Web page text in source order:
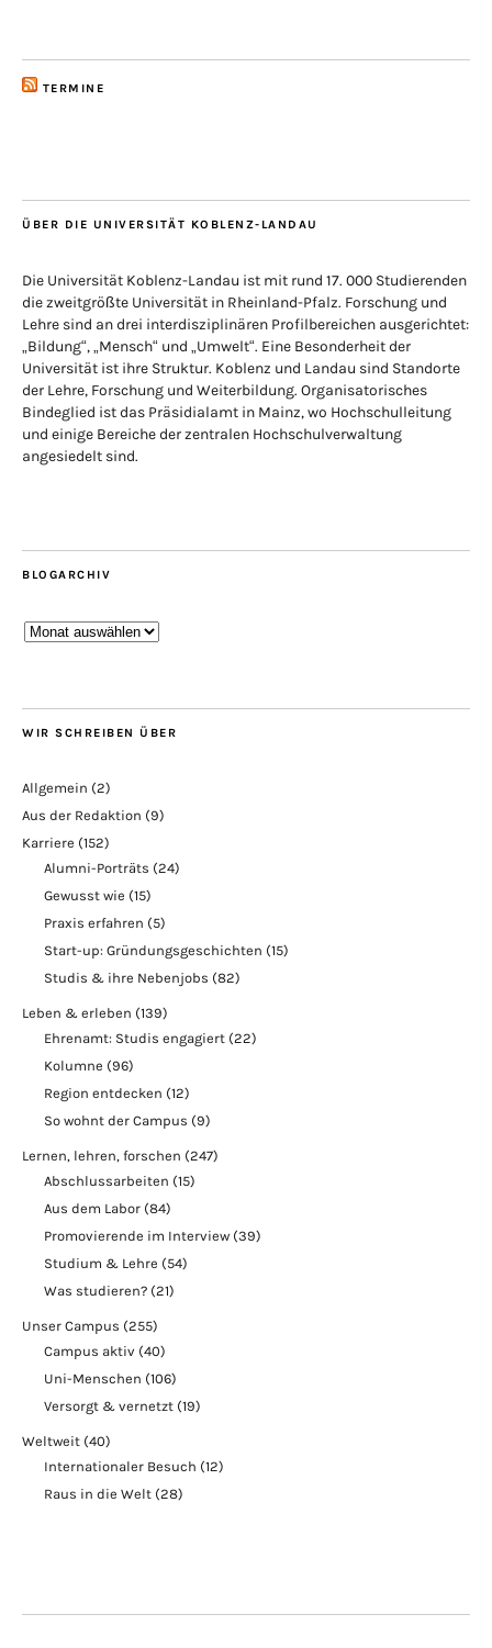
TERMINE
ÜBER DIE UNIVERSITÄT KOBLENZ-LANDAU
Die Universität Koblenz-Landau ist mit rund 17. 000 Studierenden
die zweitgrößte Universität in Rheinland-Pfalz. Forschung und
Lehre sind an drei interdisziplinären Profilbereichen ausgerichtet:
„Bildung“, „Mensch“ und „Umwelt“. Eine Besonderheit der
Universität ist ihre Struktur. Koblenz und Landau sind Standorte
der Lehre, Forschung und Weiterbildung. Organisatorisches
Bindeglied ist das Präsidialamt in Mainz, wo Hochschulleitung
und einige Bereiche der zentralen Hochschulverwaltung
angesiedelt sind.
BLOGARCHIV
Blogarchiv
WIR SCHREIBEN ÜBER
Allgemein (2)
Aus der Redaktion (9)
Karriere (152)
Alumni-Porträts (24)
Gewusst wie (15)
Praxis erfahren (5)
Start-up: Gründungsgeschichten (15)
Studis & ihre Nebenjobs (82)
Leben & erleben (139)
Ehrenamt: Studis engagiert (22)
Kolumne (96)
Region entdecken (12)
So wohnt der Campus (9)
Lernen, lehren, forschen (247)
Abschlussarbeiten (15)
Aus dem Labor (84)
Promovierende im Interview (39)
Studium & Lehre (54)
Was studieren? (21)
Unser Campus (255)
Campus aktiv (40)
Uni-Menschen (106)
Versorgt & vernetzt (19)
Weltweit (40)
Internationaler Besuch (12)
Raus in die Welt (28)